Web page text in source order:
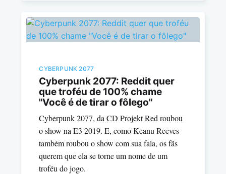
CYBERPUNK 2077
Cyberpunk 2077: Reddit quer
que troféu de 100% chame
"Você é de tirar o fôlego"
Cyberpunk 2077, da CD Projekt Red roubou
o show na E3 2019. E, como Keanu Reeves
também roubou o show com sua fala, os fãs
querem que ela se torne um nome de um
troféu do jogo.